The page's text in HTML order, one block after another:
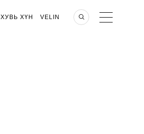
ХУВЬ ХҮН VELIN